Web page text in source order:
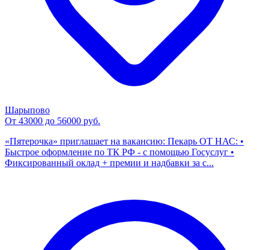
Шарыпово
От 43000 до 56000 руб.
«Пятерочка» приглашает на вакансию: Пекарь ОТ НАС: •
Быстрое оформление по ТК РФ - с помощью Госуслуг •
Фиксированный оклад + премии и надбавки за с...